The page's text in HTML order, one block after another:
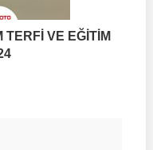
VE EĞİTİM